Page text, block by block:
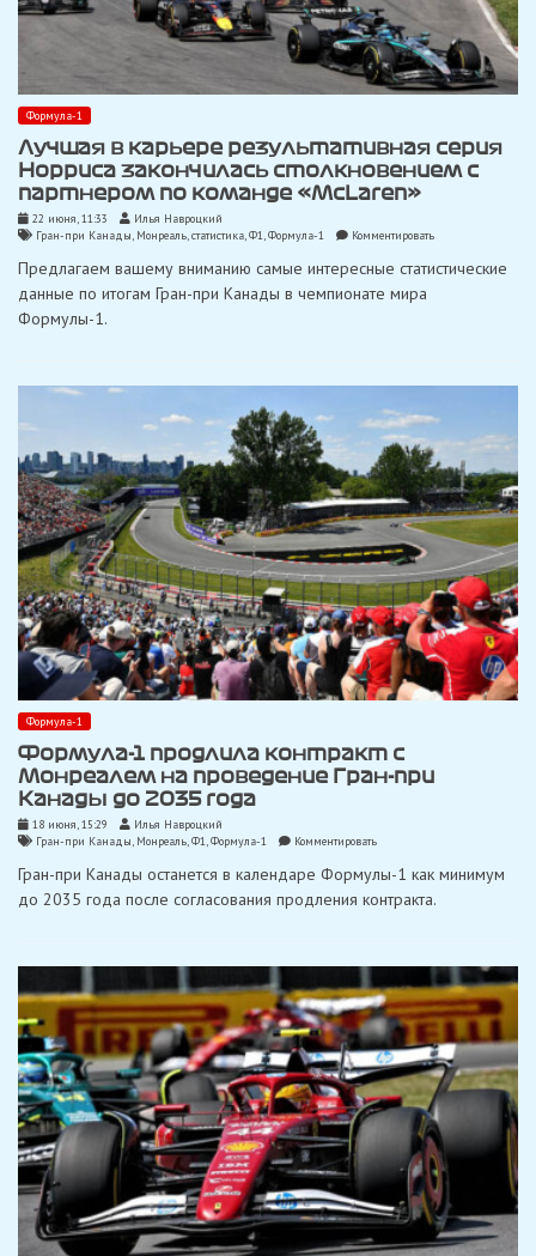
Формула-1
Лучшая в карьере результативная серия
Норриса закончилась столкновением с
партнером по команде «McLaren»
22 июня, 11:33
Илья Навроцкий
Гран-при Канады, Монреаль,статистика,Ф1,Формула-1 Комментироватьon
в
с
по
команде
«McLaren»
Предлагаем вашему вниманию самые интересные статистические
данные по итогам Гран-при Канады в чемпионате мира
Формулы-1.
Формула-1
Формула-1 продлила контракт c
Монреалем на проведение Гран-при
Канады до 2035 года
18 июня, 15:29
Илья Навроцкий
Гран-при Канады, Монреаль,Ф1,Формула-1 Комментироватьon
продлила
c
при
Канады
до
2035
года
Гран-при Канады останется в календаре Формулы-1 как минимум
до 2035 года после согласования продления контракта.